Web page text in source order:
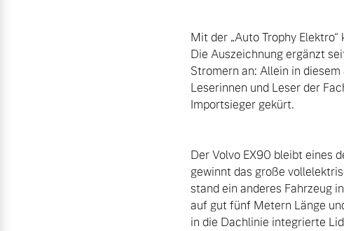
Mit der „Auto Trophy
Die Auszeichnung ergänzt
Stromern an: Allein in
Leserinnen und Leser der
Importsieger gekürt.
Der Volvo EX90 bleibt eines
gewinnt das große
stand ein anderes Fahrzeug
auf gut fünf Metern Länge
in die Dachlinie integrierte